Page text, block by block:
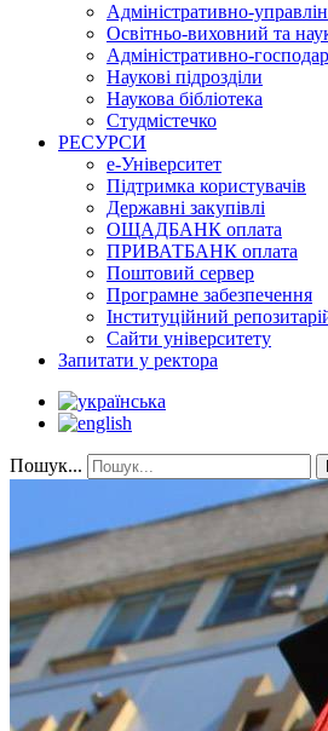
Адміністративно-
Освітньо-виховний та
Адміністративно-
Наукові підрозділи
Наукова бібліотека
Студмістечко
РЕСУРСИ
е-Університет
Підтримка користувачів
Державні закупівлі
ОЩАДБАНК оплата
ПРИВАТБАНК оплата
Поштовий сервер
Програмне забезпечення
Інституційний
Сайти університету
Запитати у ректора
Пошук...